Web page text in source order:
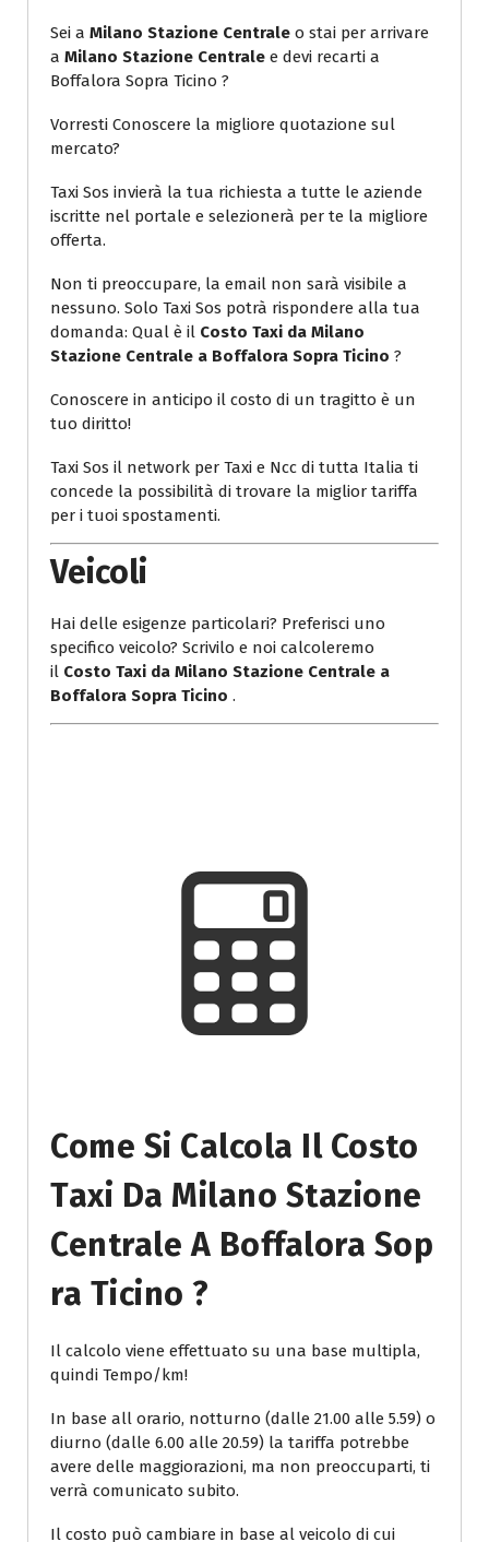
Sei a Milano Stazione Centrale o stai per arrivare
a Milano Stazione Centrale e devi recarti a
Boffalora Sopra Ticino ?
Vorresti Conoscere la migliore quotazione sul
mercato?
Taxi Sos invierà la tua richiesta a tutte le aziende
iscritte nel portale e selezionerà per te la migliore
offerta.
Non ti preoccupare, la email non sarà visibile a
nessuno. Solo Taxi Sos potrà rispondere alla tua
domanda: Qual è il Costo Taxi da Milano
Stazione Centrale a Boffalora Sopra Ticino ?
Conoscere in anticipo il costo di un tragitto è un
tuo diritto!
Taxi Sos il network per Taxi e Ncc di tutta Italia ti
concede la possibilità di trovare la miglior tariffa
per i tuoi spostamenti.
Veicoli
Hai delle esigenze particolari? Preferisci uno
specifico veicolo? Scrivilo e noi calcoleremo
il Costo Taxi da Milano Stazione Centrale a
Boffalora Sopra Ticino .
Come Si Calcola Il Costo
Taxi Da Milano Stazione
Centrale A Boffalora Sop
Ra Ticino ?
Il calcolo viene effettuato su una base multipla,
quindi Tempo/km!
In base all orario, notturno (dalle 21.00 alle 5.59) o
diurno (dalle 6.00 alle 20.59) la tariffa potrebbe
avere delle maggiorazioni, ma non preoccuparti, ti
verrà comunicato subito.
Il costo può cambiare in base al veicolo di cui